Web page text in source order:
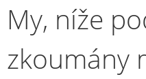
My, níže
zkoumány